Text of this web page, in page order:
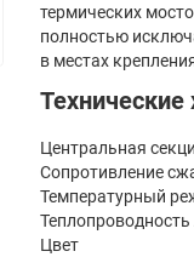
термических
полностью
в местах
Технические
Центральная
Сопротивление
Температурный
Теплопроводность
Цвет